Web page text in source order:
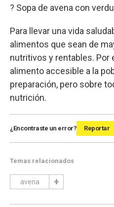
? Sopa de avena con
Para llevar una vida
alimentos que sean de
nutritivos y rentables. Por
alimento accesible a la
preparación, pero sobre
nutrición.
¿Encontraste un error? Reportar
Temas relacionados
avena